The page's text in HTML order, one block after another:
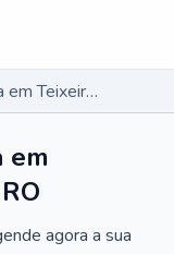
Dermatologista em Teixeirópolis - RO
em
agora a sua